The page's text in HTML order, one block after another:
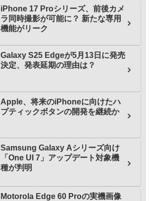
iPhone 17 Proシリーズ、前後カメ
ラ同時撮影が可能に？ 新たな専用
機能がリーク
Galaxy S25 Edgeが5月13日に発売
決定、発表延期の理由は？
Apple、将来のiPhoneに向けたハ
プティックボタンの開発を継続か
Samsung Galaxy Aシリーズ向け
「One UI 7」アップデート対象機
種が判明
Motorola Edge 60 Proの実機画像